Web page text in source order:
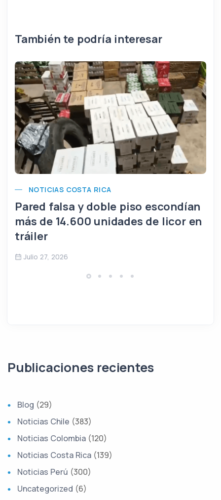
También te podría interesar
NOTICIAS COSTA RICA
Pared falsa y doble piso escondían
más de 14.600 unidades de licor en
tráiler
Julio 27, 2026
Publicaciones recientes
Blog (29)
Noticias Chile (383)
Noticias Colombia (120)
Noticias Costa Rica (139)
Noticias Perú (300)
Uncategorized (6)